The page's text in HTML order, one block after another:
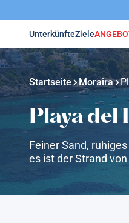
UnterkünfteZiele
Startseite Moraira
Playa del
Feiner Sand,
es ist der Strand